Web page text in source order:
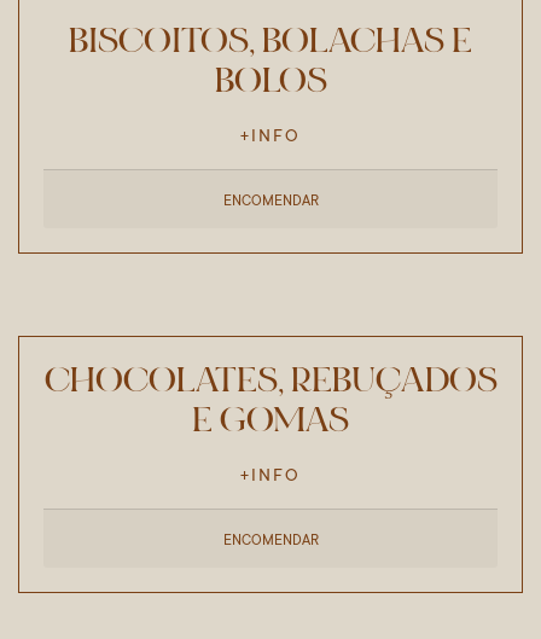
BISCOITOS, BOLACHAS E
BOLOS
+INFO
ENCOMENDAR
CHOCOLATES, REBUÇADOS
E GOMAS
+INFO
ENCOMENDAR